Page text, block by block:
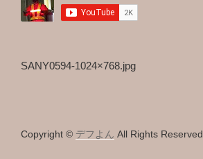
SANY0594-1024×768.jpg
Copyright © デフよん All Rights Reserved.